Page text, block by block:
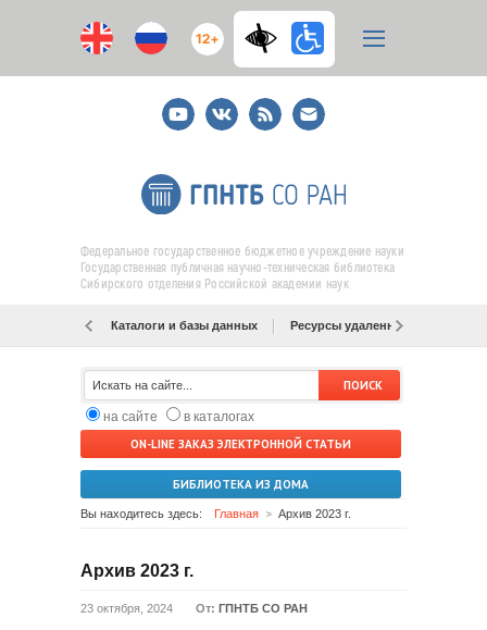
12+
YoutubeВКонтакте
RSS
E-
mail
подписка
Федеральное государственное бюджетное учреждение науки
Государственная публичная научно-техническая библиотека
Сибирского отделения Российской академии наук
Каталоги и базы данных Ресурсы удаленного доступа
на сайте
в каталогах
ON-LINE ЗАКАЗ ЭЛЕКТРОННОЙ СТАТЬИ
БИБЛИОТЕКА ИЗ ДОМА
Вы находитесь здесь: Главная Архив 2023 г.
Архив 2023 г.
23 октября, 2024 От: ГПНТБ СО РАН